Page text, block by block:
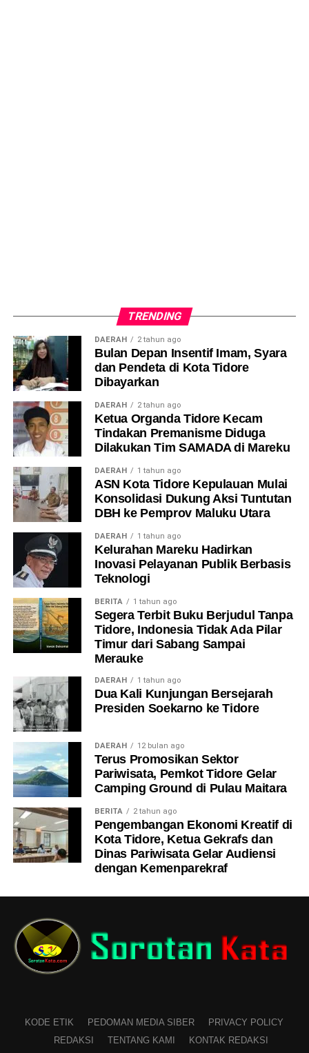
TRENDING
DAERAH 2 tahun ago
Bulan Depan Insentif Imam, Syara
dan Pendeta di Kota Tidore
Dibayarkan
DAERAH 2 tahun ago
Ketua Organda Tidore Kecam
Tindakan Premanisme Diduga
Dilakukan Tim SAMADA di Mareku
DAERAH 1 tahun ago
ASN Kota Tidore Kepulauan Mulai
Konsolidasi Dukung Aksi Tuntutan
DBH ke Pemprov Maluku Utara
DAERAH 1 tahun ago
Kelurahan Mareku Hadirkan
Inovasi Pelayanan Publik Berbasis
Teknologi
BERITA 1 tahun ago
Segera Terbit Buku Berjudul Tanpa
Tidore, Indonesia Tidak Ada Pilar
Timur dari Sabang Sampai
Merauke
DAERAH 1 tahun ago
Dua Kali Kunjungan Bersejarah
Presiden Soekarno ke Tidore
DAERAH 12 bulan ago
Terus Promosikan Sektor
Pariwisata, Pemkot Tidore Gelar
Camping Ground di Pulau Maitara
BERITA 2 tahun ago
Pengembangan Ekonomi Kreatif di
Kota Tidore, Ketua Gekrafs dan
Dinas Pariwisata Gelar Audiensi
dengan Kemenparekraf
KODE ETIK PEDOMAN MEDIA SIBER
PRIVACY POLICY
REDAKSI
TENTANG KAMI KONTAK REDAKSI